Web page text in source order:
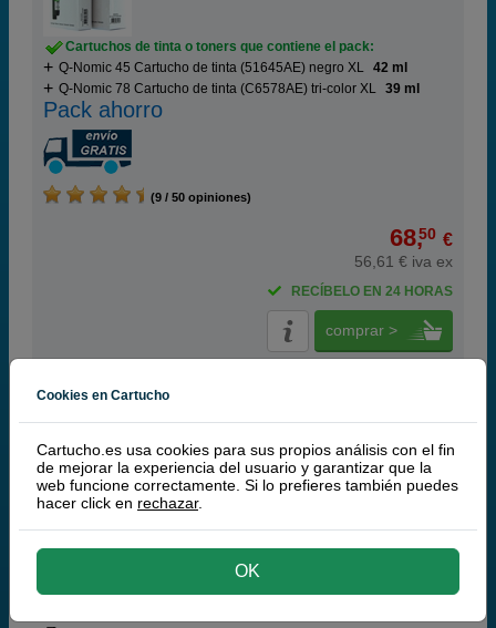
Cartuchos de tinta o toners que contiene el pack:
Q-Nomic 45 Cartucho de tinta (51645AE) negro XL 42 ml
Q-Nomic 78 Cartucho de tinta (C6578AE) tri-color XL 39 ml
Pack ahorro
(9 / 50 opiniones)
68,50 €
56,61 € iva ex
RECÍBELO EN 24 HORAS
comprar >
HP
100% Cartuchos Originales HP
HP 45 Cartucho de tinta negro XL (HP 51645AE)
Cookies en Cartucho
Cartucho.es usa cookies para sus propios análisis con el fin
de mejorar la experiencia del usuario y garantizar que la
web funcione correctamente. Si lo prefieres también puedes
hacer click en rechazar.
OK